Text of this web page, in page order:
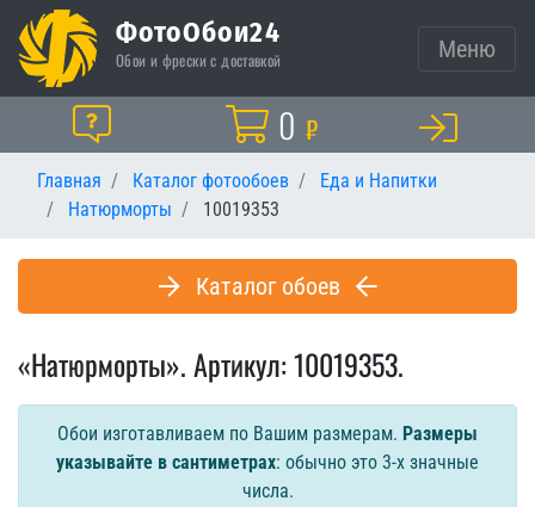
ФотоОбои24
Обои и фрески с доставкой Меню
Помощь Корзина
0 ₽
Главная Каталог фотообоев
Еда и Напитки
Натюрморты
10019353
Каталог обоев
«Натюрморты». Артикул: 10019353.
Обои изготавливаем по Вашим размерам. Размеры
указывайте в сантиметрах: обычно это 3-х значные
числа.